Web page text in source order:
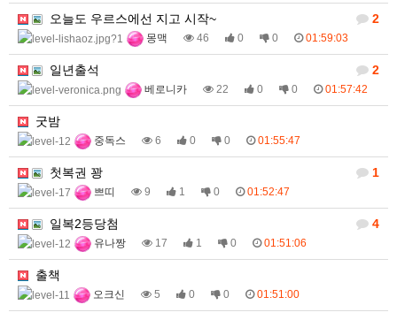
2
오늘도 우르스에선 지고 시작~
몽맥 46 0 0 01:59:03
2
일년출석
베로니카 22 0 0 01:57:42
굿밤
중독스 6 0 0 01:55:47
1
첫복권 꽝
쁘띠 9 1 0 01:52:47
4
일복2등당첨
유나짱 17 1 0 01:51:06
출책
오크신 5 0 0 01:51:00